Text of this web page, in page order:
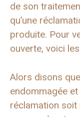
de son
qu’une
produite. Pour
ouverte, voici
Alors disons
endommagée
réclamation soit